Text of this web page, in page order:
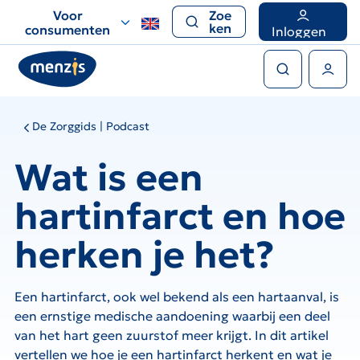
voor
snelle
navigatie
Voor
consumenten
Zoe
ken
Inloggen
De Zorggids | Podcast
Wat is een
hartinfarct en hoe
herken je het?
Een hartinfarct, ook wel bekend als een hartaanval, is
een ernstige medische aandoening waarbij een deel
van het hart geen zuurstof meer krijgt. In dit artikel
vertellen we hoe je een hartinfarct herkent en wat je
Deze
kan
worden
omdat
third-
party
cookies
niet